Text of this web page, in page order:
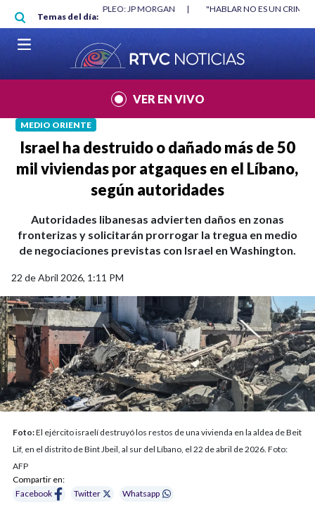
Pasar al contenido principal
Temas del día:
"HABLAR NO ES UN CRIMEN": CARTA DE BETO CORAL |
VER EN VIVO
MEDIO ORIENTE
Israel ha destruido o dañado más de 50
mil viviendas por atgaques en el Líbano,
según autoridades
Autoridades libanesas advierten daños en zonas
fronterizas y solicitarán prorrogar la tregua en medio
de negociaciones previstas con Israel en Washington.
22 de Abril 2026, 1:11 PM
Foto:El ejército israelí destruyó los restos de una vivienda en la aldea de Beit
Lif, en el distrito de Bint Jbeil, al sur del Líbano, el 22 de abril de 2026. Foto:
AFP
Compartir en:
Facebook
Twitter Whatsapp